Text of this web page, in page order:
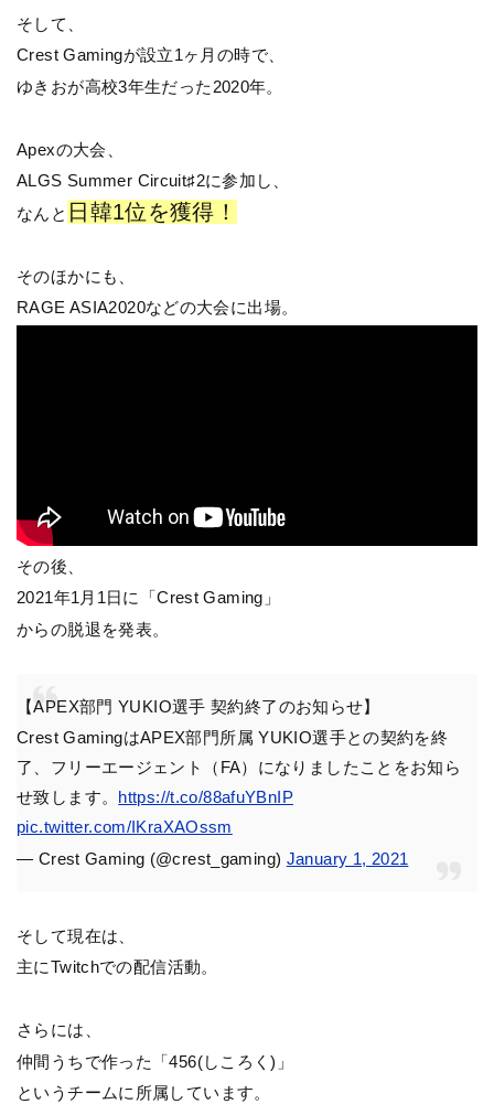
そして、
Crest Gamingが設立1ヶ月の時で、
ゆきおが高校3年生だった2020年。
Apexの大会、
ALGS Summer Circuit♯2に参加し、
なんと 日韓1位を獲得！
そのほかにも、
RAGE ASIA2020などの大会に出場。
その後、
2021年1月1日に「Crest Gaming」
からの脱退を発表。
【APEX部門 YUKIO選手 契約終了のお知らせ】
Crest GamingはAPEX部門所属 YUKIO選手との契約を終
了、フリーエージェント（FA）になりましたことをお知ら
せ致します。 https://t.co/88afuYBnIP
pic.twitter.com/IKraXAOssm
— Crest Gaming (@crest_gaming) January 1, 2021
そして現在は、
主にTwitchでの配信活動。
さらには、
仲間うちで作った「456(しころく)」
というチームに所属しています。